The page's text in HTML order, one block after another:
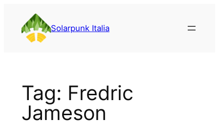
contenuto
Solarpunk Italia
Tag: Fredric
Jameson